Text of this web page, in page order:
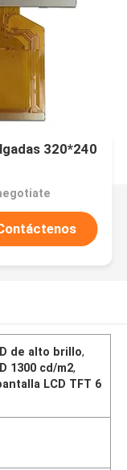
320*240
de alto brillo,
1300 cd/m2,
LCD TFT 6